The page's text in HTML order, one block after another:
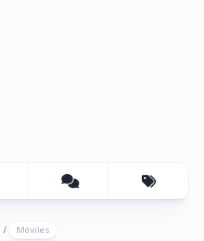
/ Móviles